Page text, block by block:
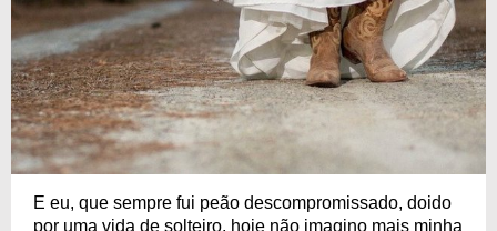
E eu, que sempre fui peão descompromissado, doido
por uma vida de solteiro, hoje não imagino mais minha